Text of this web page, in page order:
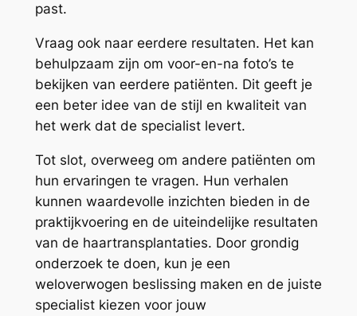
past.
Vraag ook naar eerdere resultaten. Het kan
behulpzaam zijn om voor-en-na foto’s te
bekijken van eerdere patiënten. Dit geeft je
een beter idee van de stijl en kwaliteit van
het werk dat de specialist levert.
Tot slot, overweeg om andere patiënten om
hun ervaringen te vragen. Hun verhalen
kunnen waardevolle inzichten bieden in de
praktijkvoering en de uiteindelijke resultaten
van de haartransplantaties. Door grondig
onderzoek te doen, kun je een
weloverwogen beslissing maken en de juiste
specialist kiezen voor jouw